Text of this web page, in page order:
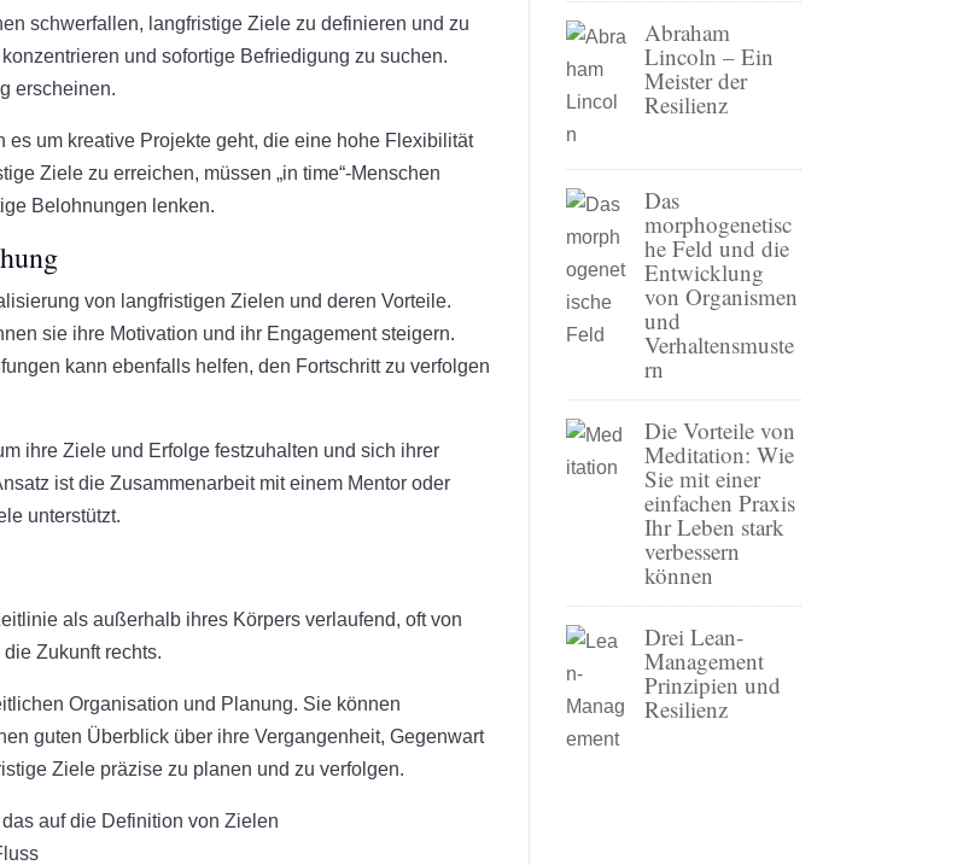
schwerfallen, langfristige Ziele zu definieren und zu
und sofortige Befriedigung zu suchen.
erscheinen.
um kreative Projekte geht, die eine hohe Flexibilität
Ziele zu erreichen, müssen „in time“-Menschen
Belohnungen lenken.
von langfristigen Zielen und deren Vorteile.
sie ihre Motivation und ihr Engagement steigern.
kann ebenfalls helfen, den Fortschritt zu verfolgen
ihre Ziele und Erfolge festzuhalten und sich ihrer
ist die Zusammenarbeit mit einem Mentor oder
unterstützt.
als außerhalb ihres Körpers verlaufend, oft von
Zukunft rechts.
Organisation und Planung. Sie können
guten Überblick über ihre Vergangenheit, Gegenwart
Ziele präzise zu planen und zu verfolgen.
Abraham
Lincoln – Ein
Meister der
Resilienz
Das
morphogenetisc
he Feld und die
Entwicklung
von Organismen
und
Verhaltensmuste
rn
Die Vorteile von
Meditation: Wie
Sie mit einer
einfachen Praxis
Ihr Leben stark
verbessern
können
Drei Lean-
Management
Prinzipien und
Resilienz